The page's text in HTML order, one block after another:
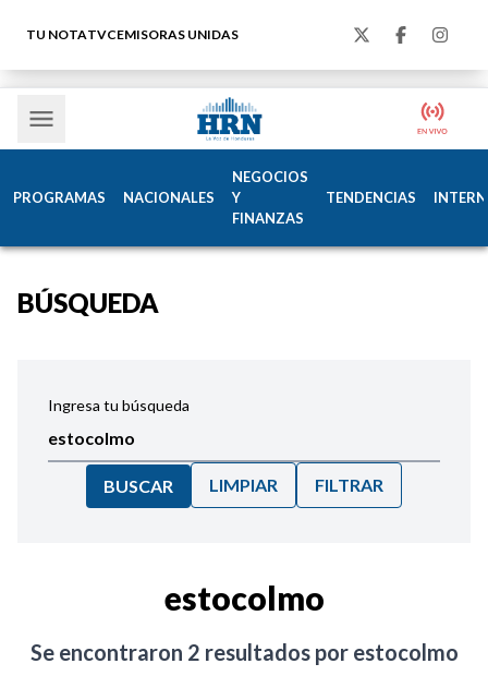
TU NOTATVCEMISORAS UNIDAS
PROGRAMAS NACIONALES
NEGOCIOS
Y
FINANZAS
TENDENCIAS
BÚSQUEDA
Ingresa tu búsqueda
BUSCAR LIMPIAR FILTRAR
estocolmo
Se encontraron 2 resultados por estocolmo